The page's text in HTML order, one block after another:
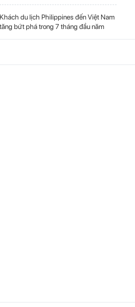
Khách du lịch Philippines đến Việt Nam
tăng bứt phá trong 7 tháng đầu năm